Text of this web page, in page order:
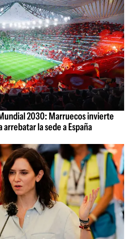
2030: Marruecos invierte
la sede a España